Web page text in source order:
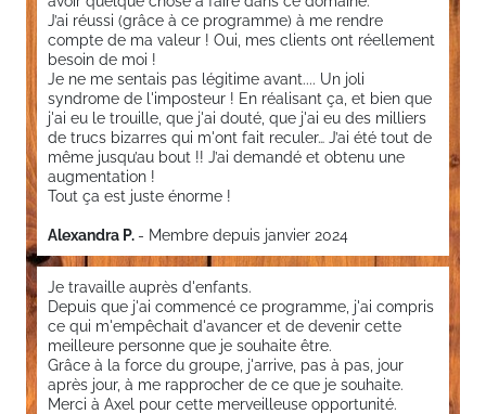
J’ai réussi (grâce à ce programme) à me rendre
compte de ma valeur ! Oui, mes clients ont réellement
besoin de moi !
Je ne me sentais pas légitime avant.... Un joli
syndrome de l'imposteur ! En réalisant ça, et bien que
j'ai eu le trouille, que j'ai douté, que j'ai eu des milliers
de trucs bizarres qui m'ont fait reculer… J’ai été tout de
même jusqu’au bout !! J’ai demandé et obtenu une
augmentation !
Tout ça est juste énorme !
Alexandra P. - Membre depuis janvier 2024
Je travaille auprès d'enfants.
Depuis que j'ai commencé ce programme, j'ai compris
ce qui m'empêchait d'avancer et de devenir cette
meilleure personne que je souhaite être.
Grâce à la force du groupe, j'arrive, pas à pas, jour
après jour, à me rapprocher de ce que je souhaite.
Merci à Axel pour cette merveilleuse opportunité.